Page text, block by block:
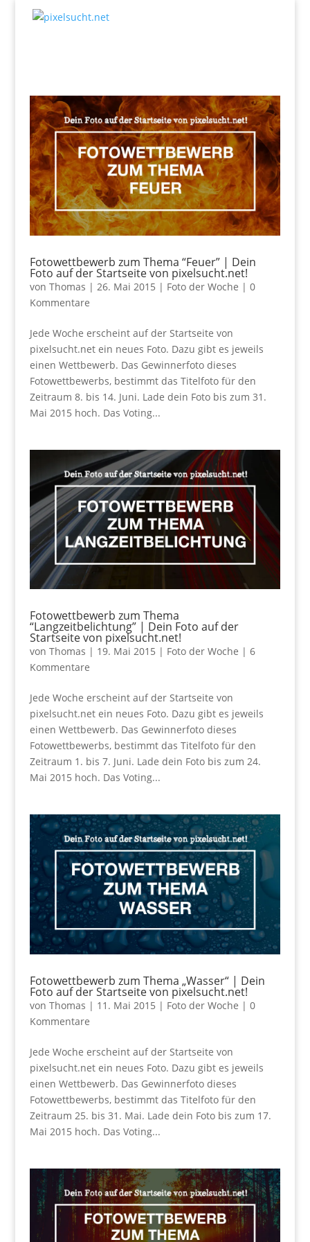
Fotowettbewerb zum Thema “Feuer” | Dein
Foto auf der Startseite von pixelsucht.net!
von Thomas | 26. Mai 2015 | Foto der Woche | 0
Kommentare
Jede Woche erscheint auf der Startseite von
pixelsucht.net ein neues Foto. Dazu gibt es jeweils
einen Wettbewerb. Das Gewinnerfoto dieses
Fotowettbewerbs, bestimmt das Titelfoto für den
Zeitraum 8. bis 14. Juni. Lade dein Foto bis zum 31.
Mai 2015 hoch. Das Voting...
Fotowettbewerb zum Thema
“Langzeitbelichtung” | Dein Foto auf der
Startseite von pixelsucht.net!
von Thomas | 19. Mai 2015 | Foto der Woche | 6
Kommentare
Jede Woche erscheint auf der Startseite von
pixelsucht.net ein neues Foto. Dazu gibt es jeweils
einen Wettbewerb. Das Gewinnerfoto dieses
Fotowettbewerbs, bestimmt das Titelfoto für den
Zeitraum 1. bis 7. Juni. Lade dein Foto bis zum 24.
Mai 2015 hoch. Das Voting...
Fotowettbewerb zum Thema „Wasser“ | Dein
Foto auf der Startseite von pixelsucht.net!
von Thomas | 11. Mai 2015 | Foto der Woche | 0
Kommentare
Jede Woche erscheint auf der Startseite von
pixelsucht.net ein neues Foto. Dazu gibt es jeweils
einen Wettbewerb. Das Gewinnerfoto dieses
Fotowettbewerbs, bestimmt das Titelfoto für den
Zeitraum 25. bis 31. Mai. Lade dein Foto bis zum 17.
Mai 2015 hoch. Das Voting...